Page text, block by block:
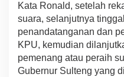
Kata Ronald, setelah
suara, selanjutnya
penandatanganan dan
KPU, kemudian
pemenang atau peraih
Gubernur Sulteng yang